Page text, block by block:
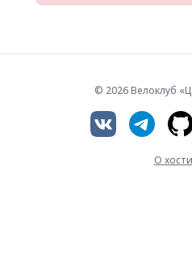
© 2026 Велоклуб
О